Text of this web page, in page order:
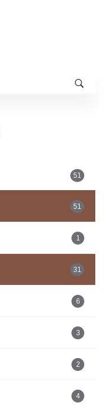
51
51
1
31
6
3
2
4